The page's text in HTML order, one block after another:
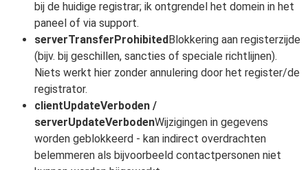
bij de huidige registrar; ik ontgrendel het domein in het
paneel of via support.
serverTransferProhibited Blokkering aan registerzijde
(bijv. bij geschillen, sancties of speciale richtlijnen).
Niets werkt hier zonder annulering door het register/de
registrator.
clientUpdateVerboden /
serverUpdateVerbodenWijzigingen in gegevens
worden geblokkeerd - kan indirect overdrachten
belemmeren als bijvoorbeeld contactpersonen niet